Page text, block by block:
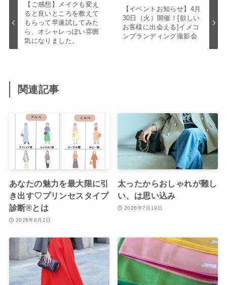
【ご感想】メイクも変え
ると良いところを教えて
もらって早速試してみた
ら、オシャレっぽい雰囲
気になりました。
【イベントお知らせ】4月
30日（火）開催！[欲しい
お客様に出会える]イメコ
ンブランディング撮影会
関連記事
あなたの魅力を最大限に引
き出す♡プリンセスタイプ
診断®︎とは
2026年8月2日
太ったからおしゃれが難し
い、は思い込み
2026年7月19日